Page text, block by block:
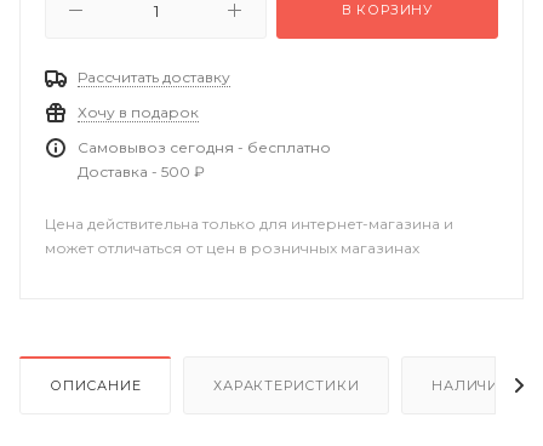
В КОРЗИНУ
Рассчитать доставку
Хочу в подарок
Самовывоз сегодня - бесплатно
Доставка - 500 ₽
Цена действительна только для интернет-магазина и
может отличаться от цен в розничных магазинах
ОПИСАНИЕ ХАРАКТЕРИСТИКИ НАЛИЧИЕ